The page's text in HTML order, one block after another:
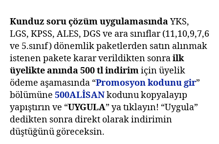
Kunduz soru çözüm uygulamasındaYKS,
LGS, KPSS, ALES, DGS ve ara sınıflar (11,10,9,7,6
ve 5.sınıf) dönemlik paketlerden satın alınmak
istenen pakete karar verildikten sonrailk
üyelikte anında 500 tl indirimiçin üyelik
ödeme aşamasında “Promosyon kodunu gir”
bölümüne 500ALİSANkodunu kopyalayıp
yapıştırın ve “UYGULA” ya tıklayın! “Uygula”
dedikten sonra direkt olarak indirimin
düştüğünü göreceksin.